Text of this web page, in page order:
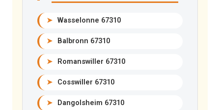
➤ Wasselonne 67310
➤ Balbronn 67310
➤ Romanswiller 67310
➤ Cosswiller 67310
➤ Dangolsheim 67310